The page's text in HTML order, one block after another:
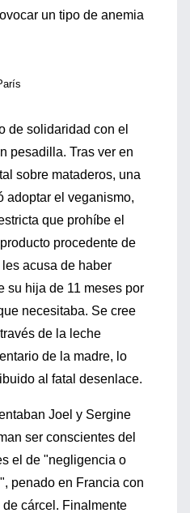
un tipo de anemia
de solidaridad con el
pesadilla. Tras ver en
sobre mataderos, una
adoptar el veganismo,
que prohíbe el
procedente de
acusa de haber
su hija de 11 meses por
necesitaba. Se cree
de la leche
de la madre, lo
al fatal desenlace.
Joel y Sergine
ser conscientes del
el de "negligencia o
penado en Francia con
cárcel. Finalmente